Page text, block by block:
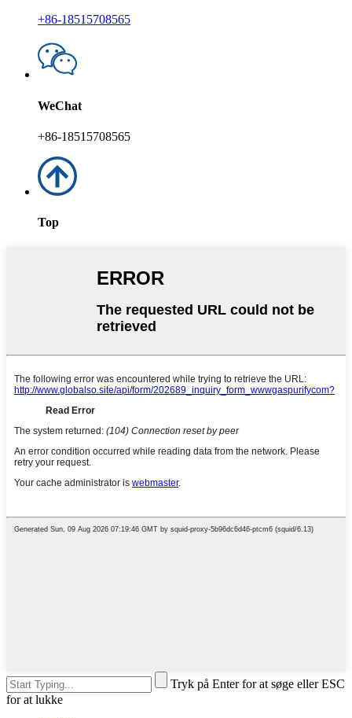
+86-18515708565
WeChat
+86-18515708565
Top
Tryk på Enter for at søge eller ESC
for at lukke